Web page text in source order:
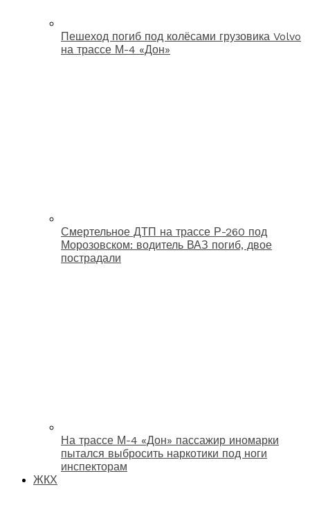
Пешеход погиб под колёсами грузовика Volvo
на трассе М-4 «Дон»
Смертельное ДТП на трассе Р-260 под
Морозовском: водитель ВАЗ погиб, двое
пострадали
На трассе М-4 «Дон» пассажир иномарки
пытался выбросить наркотики под ноги
инспекторам
ЖКХ